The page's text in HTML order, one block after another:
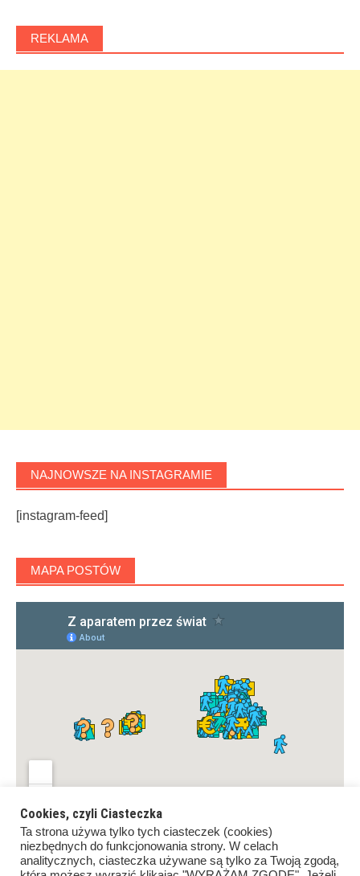
REKLAMA
NAJNOWSZE NA INSTAGRAMIE
[instagram-feed]
MAPA POSTÓW
Cookies, czyli Ciasteczka
Ta strona używa tylko tych ciasteczek (cookies)
niezbędnych do funkcjonowania strony. W celach
analitycznych, ciasteczka używane są tylko za Twoją zgodą,